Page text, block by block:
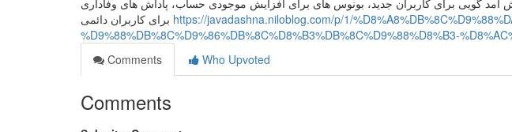
گویی برای کاربران جدید، بونوس‌ های برای افزایش موجودی حساب، پاداش‌ های وفاداری
https://javadashna.niloblog.com/p/1/
%D9%88%DB%8C%D9%86%DB%8C%D8%B3%DB%8C%D9%88%D8%B3-
Comments
Who Upvoted
Comments